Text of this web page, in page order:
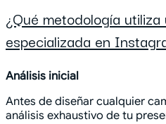
¿Qué metodología
especializada en
Análisis inicial
Antes de diseñar cualquier
análisis exhaustivo de tu